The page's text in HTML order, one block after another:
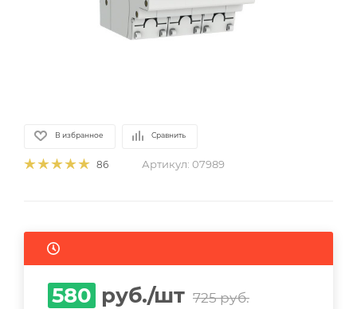
В избранное Сравнить
86 Артикул: 07989
580 руб./шт 725руб.